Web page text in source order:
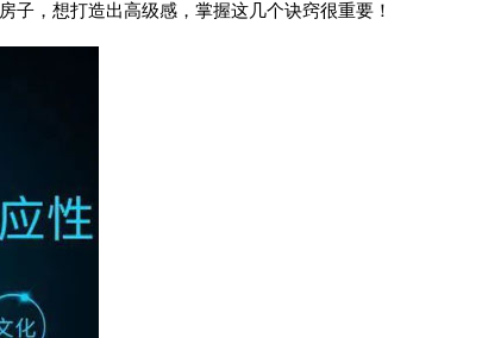
子，想打造出高级感，掌握这几个诀窍很重要！